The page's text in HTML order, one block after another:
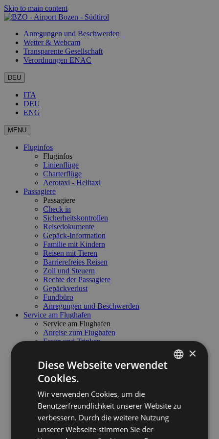
Skip to main content
Anregungen und Beschwerden
Wetter & Webcam
Transparente Gesellschaft
Verordnungen ENAC
DEU
ITA
DEU
ENG
MENU
Fluginfos
Fluginfos
Linienflüge
Charterflüge
Aerotaxi - Helitaxi
Passagiere
Passagiere
Check in
Sicherheitskontrollen
Reisedokumente
Gepäck-Information
Familie mit Kindern
Reisen mit Tieren
Barrierefreies Reisen
Zoll und Steuern
Rechte der Passagiere
Gepäckverlust
Fundbüro
Anregungen und Beschwerden
Service am Flughafen
Service am Flughafen
Anreise zum Flughafen
Essen und Trinken
Meetings & Business Lounge
Nützliche Kontakte
Flughafenzugang
Business & General Aviation
Flughafen Technische Daten
Handling - Preise und Service
×
Diese Webseite verwendet
Cookies.
Wir verwenden Cookies, um die
Benutzerfreundlichkeit unserer Website zu
verbessern. Durch die weitere Nutzung
unserer Webseite stimmen Sie der